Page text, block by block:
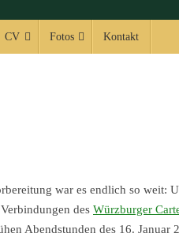
CV Fotos Kontakt
war es endlich so weit:
des Würzburger
Abendstunden des 16. Januar